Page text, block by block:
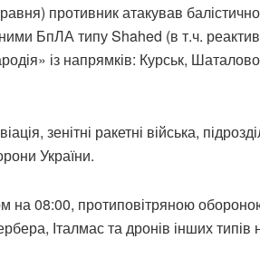
противник атакував
БпЛА типу Shahed (в т.ч.
із напрямків: Курськ,
зенітні ракетні війська,
України.
на 08:00, протиповітряною
Італмас та дронів інших типів